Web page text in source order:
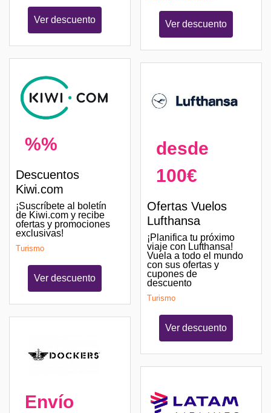
Ver descuento
%%
Descuentos
Kiwi.com
¡Suscríbete al boletín
de Kiwi.com y recibe
ofertas y promociones
exclusivas!
Turismo
Ver descuento
Envío
Ver descuento
desde
100€
Ofertas Vuelos
Lufthansa
¡Planifica tu próximo
viaje con Lufthansa!
Vuela a todo el mundo
con sus ofertas y
cupones de
descuento
Turismo
Ver descuento